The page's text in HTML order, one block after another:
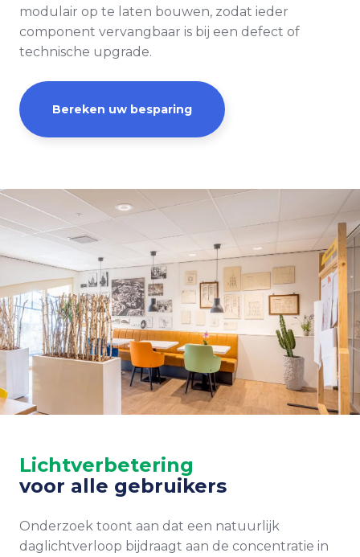
modulair op te laten bouwen, zodat ieder
component vervangbaar is bij een defect of
technische upgrade.
Bereken uw besparing
Lichtverbetering
voor alle gebruikers
Onderzoek toont aan dat een natuurlijk
daglichtverloop bijdraagt aan de concentratie in